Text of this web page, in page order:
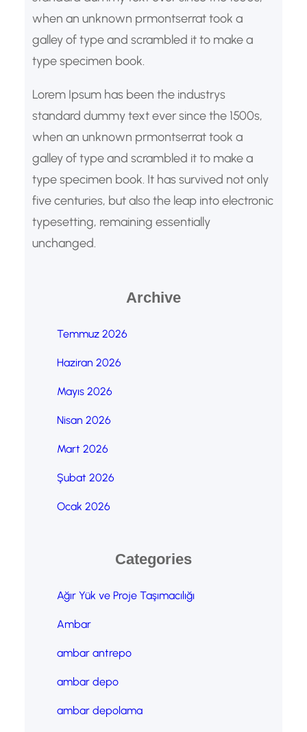
when an unknown prmontserrat took a
galley of type and scrambled it to make a
type specimen book.
Lorem Ipsum has been the industrys
standard dummy text ever since the 1500s,
when an unknown prmontserrat took a
galley of type and scrambled it to make a
type specimen book. It has survived not only
five centuries, but also the leap into electronic
typesetting, remaining essentially
unchanged.
Archive
Temmuz 2026
Haziran 2026
Mayıs 2026
Nisan 2026
Mart 2026
Şubat 2026
Ocak 2026
Categories
Ağır Yük ve Proje Taşımacılığı
Ambar
ambar antrepo
ambar depo
ambar depolama